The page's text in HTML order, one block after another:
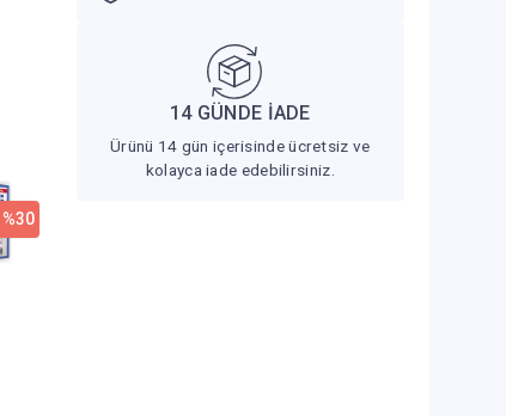
%30
14 GÜNDE İADE
Ürünü 14 gün içerisinde ücretsiz ve
kolayca iade edebilirsiniz.